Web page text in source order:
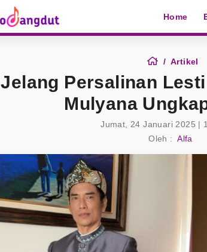
Home
Artikel
Jelang Persalinan
Mulyana
Jumat, 24 Januari 2025 |
Oleh : Alfa